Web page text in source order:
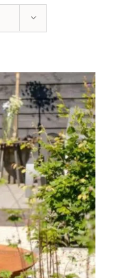
DIESES
PRODUKT
WEIST
MEHRERE
VARIANTEN
AUF.
/